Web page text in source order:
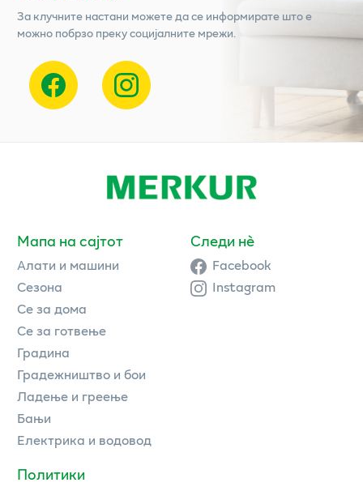
За клучните настани можете да се информирате што е
можно побрзо преку социјалните мрежи.
Мапа на сајтот
Алати и машини
Сезона
Се за дома
Се за готвење
Градина
Градежништво и бои
Ладење и греење
Бањи
Електрика и водовод
Политики
Следи нè
Facebook
Instagram